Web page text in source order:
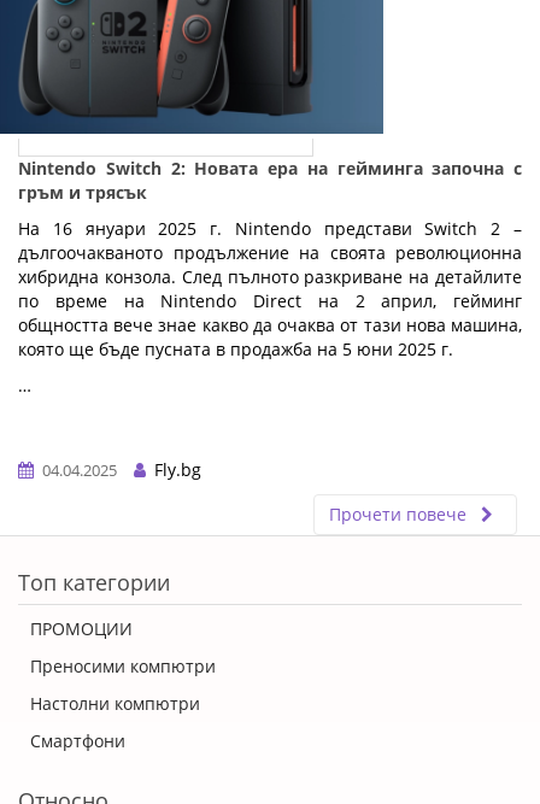
Nintendo Switch 2: Новата ера на гейминга започна с
гръм и трясък
На 16 януари 2025 г. Nintendo представи Switch 2 –
дългоочакваното продължение на своята революционна
хибридна конзола. След пълното разкриване на детайлите
по време на Nintendo Direct на 2 април, гейминг
общността вече знае какво да очаква от тази нова машина,
която ще бъде пусната в продажба на 5 юни 2025 г.
…
04.04.2025
Fly.bg
Прочети повече
Топ категории
ПРОМОЦИИ
Преносими компютри
Настолни компютри
Смартфони